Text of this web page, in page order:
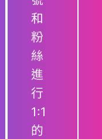
和
粉
絲
進
行
1:1
的